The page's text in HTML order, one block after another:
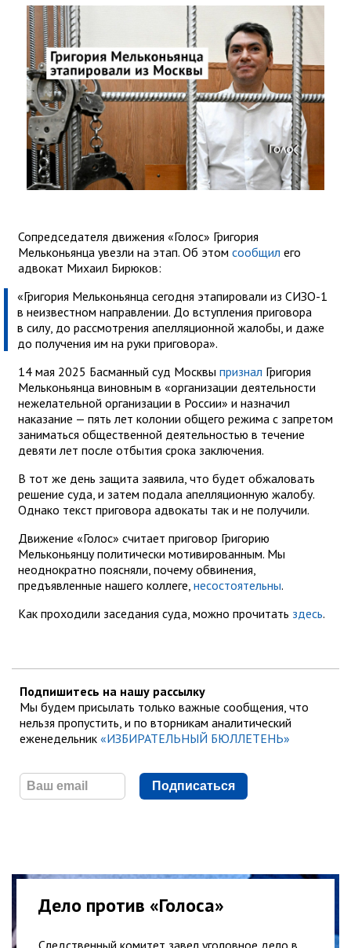
Сопредседателя движения «Голос» Григория
Мельконьянца увезли на этап. Об этом сообщил его
адвокат Михаил Бирюков:
«Григория Мельконьянца сегодня этапировали из СИЗО-1
в неизвестном направлении. До вступления приговора
в силу, до рассмотрения апелляционной жалобы, и даже
до получения им на руки приговора».
14 мая 2025 Басманный суд Москвы признал Григория
Мельконьянца виновным в «организации деятельности
нежелательной организации в России» и назначил
наказание — пять лет колонии общего режима с запретом
заниматься общественной деятельностью в течение
девяти лет после отбытия срока заключения.
В тот же день защита заявила, что будет обжаловать
решение суда, и затем подала апелляционную жалобу.
Однако текст приговора адвокаты так и не получили.
Движение «Голос» считает приговор Григорию
Мельконьянцу политически мотивированным. Мы
неоднократно поясняли, почему обвинения,
предъявленные нашего коллеге, несостоятельны.
Как проходили заседания суда, можно прочитать здесь.
Подпишитесь на нашу рассылку
Мы будем присылать только важные сообщения, что
нельзя пропустить, и по вторникам аналитический
еженедельник «ИЗБИРАТЕЛЬНЫЙ БЮЛЛЕТЕНЬ»
Подписаться
Дело против «Голоса»